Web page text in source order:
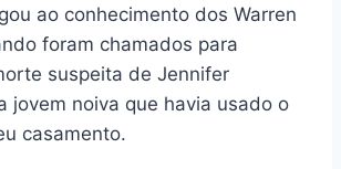
ao conhecimento dos Warren
foram chamados para
suspeita de Jennifer
jovem noiva que havia usado o
casamento.